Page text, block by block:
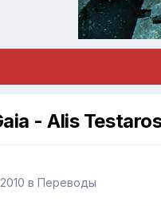
- Alis
в Переводы